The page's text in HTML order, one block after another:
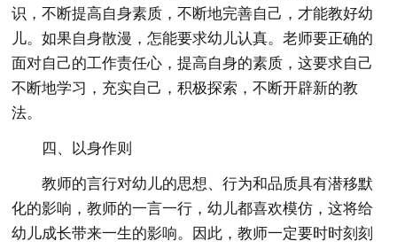
识，不断提高自身素质，不断地完善自己，才能教好幼
儿。如果自身散漫，怎能要求幼儿认真。老师要正确的
面对自己的工作责任心，提高自身的素质，这要求自己
不断地学习，充实自己，积极探索，不断开辟新的教
法。
四、以身作则
教师的言行对幼儿的思想、行为和品质具有潜移默
化的影响，教师的一言一行，幼儿都喜欢模仿，这将给
幼儿成长带来一生的影响。因此，教师一定要时时刻刻